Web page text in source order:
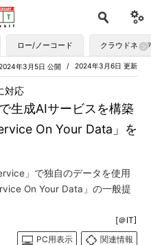
ロー/ノーコード クラウドネイ
2024年3月6日 更新
2024年3月5日 公開
生成AIサービスを構築
On Your Data」を
対応
」で独自のデータを使用
On Your Data」の一般提
[＠IT]
PC用表示
関連情報